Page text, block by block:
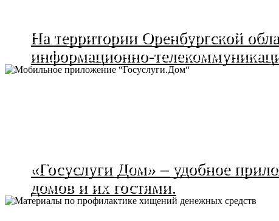
На территории Оренбургской
информационно-
«Госуслуги Дом» – удобное
домов и их гостями.